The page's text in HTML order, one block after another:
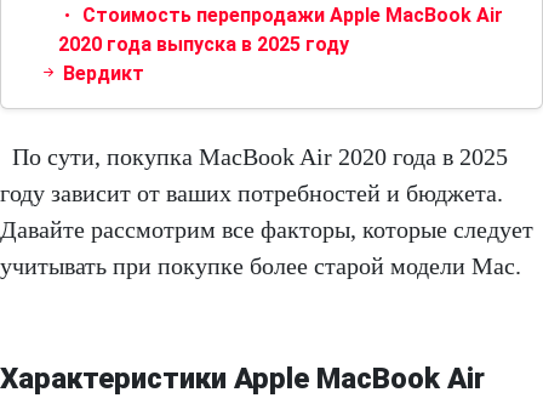
Стоимость перепродажи Apple MacBook Air
2020 года выпуска в 2025 году
Вердикт
По сути, покупка MacBook Air 2020 года в 2025
году зависит от ваших потребностей и бюджета.
Давайте рассмотрим все факторы, которые следует
учитывать при покупке более старой модели Mac.
Характеристики Apple MacBook Air